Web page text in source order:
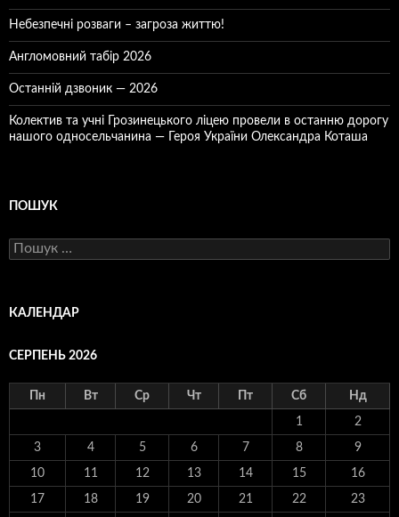
Небезпечні розваги – загроза життю!
Англомовний табір 2026
Останній дзвоник — 2026
Колектив та учні Грозинецького ліцею провели в останню дорогу
нашого односельчанина — Героя України Олександра Коташа
ПОШУК
Пошук:
КАЛЕНДАР
СЕРПЕНЬ 2026
Пн Вт Ср Чт Пт Сб Нд
1 2
3 4 5 6 7 8 9
10 11 12 13 14 15 16
17 18 19 20 21 22 23